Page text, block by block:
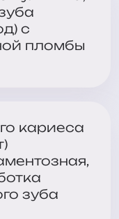
с
пломбы
кариеса
зуба